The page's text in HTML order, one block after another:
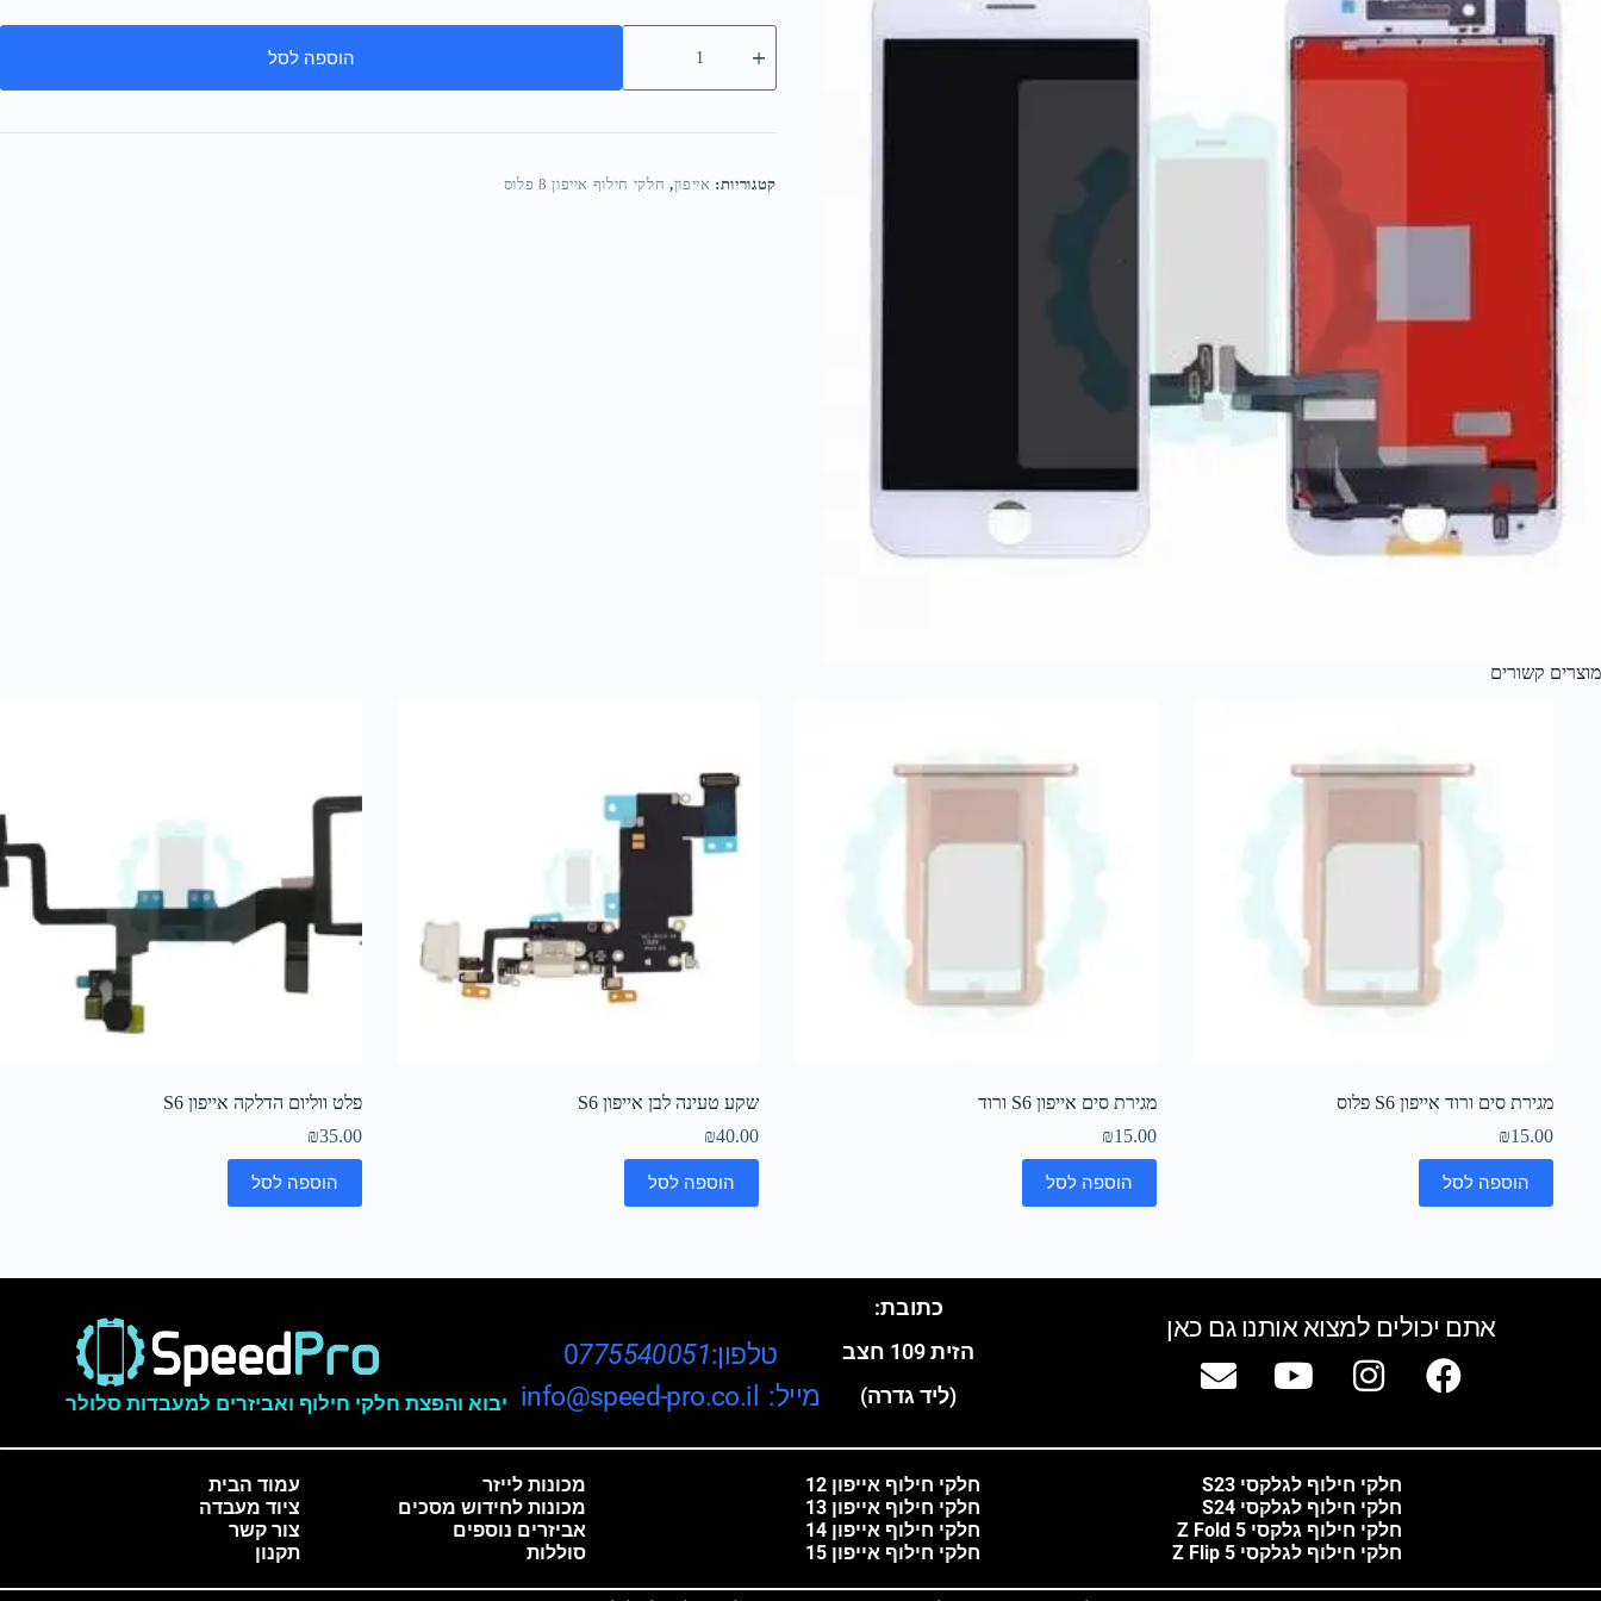
הוספה לסל
קטגוריות: אייפון, חלקי חילוף אייפון 8 פלוס
מוצרים קשורים
מגירת סים ורוד אייפון S6 פלוס
₪15.00
הוספה לסל
מגירת סים אייפון S6 ורוד
₪15.00
הוספה לסל
שקע טעינה לבן אייפון S6
₪40.00
הוספה לסל
פלט ווליום הדלקה אייפון S6
₪35.00
הוספה לסל
אתם יכולים למצוא אותנו גם כאן
יבוא והפצת חלקי חילוף ואביזרים למעבדות סלולר
טלפון:0775540051
מייל: info@speed-pro.co.il
כתובת:
הזית 109 חצב
(ליד גדרה)
עמוד הבית
ציוד מעבדה
צור קשר
תקנון
מכונות לייזר
מכונות לחידוש מסכים
אביזרים נוספים
סוללות
חלקי חילוף אייפון 12
חלקי חילוף אייפון 13
חלקי חילוף אייפון 14
חלקי חילוף אייפון 15
חלקי חילוף לגלקסי S23
חלקי חילוף לגלקסי S24
חלקי חילוף גלקסי Z Fold 5
חלקי חילוף לגלקסי Z Flip 5